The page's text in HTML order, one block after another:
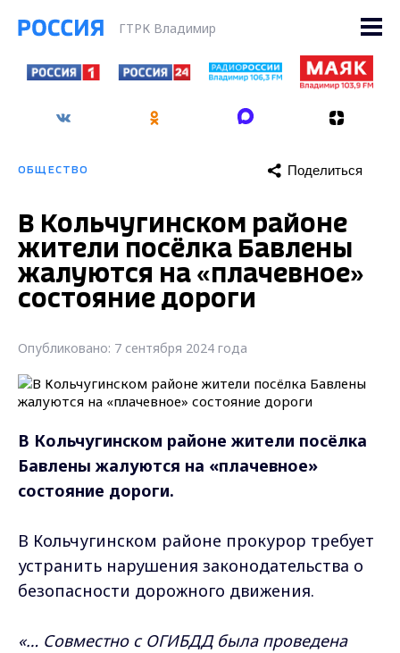
ГТРК Владимир
ОБЩЕСТВО Поделиться
В Кольчугинском районе
жители посёлка Бавлены
жалуются на «плачевное»
состояние дороги
Опубликовано: 7 сентября 2024 года
В Кольчугинском районе жители посёлка
Бавлены жалуются на «плачевное»
состояние дороги.
В Кольчугинском районе прокурор требует
устранить нарушения законодательства о
безопасности дорожного движения.
«… Совместно с ОГИБДД была проведена